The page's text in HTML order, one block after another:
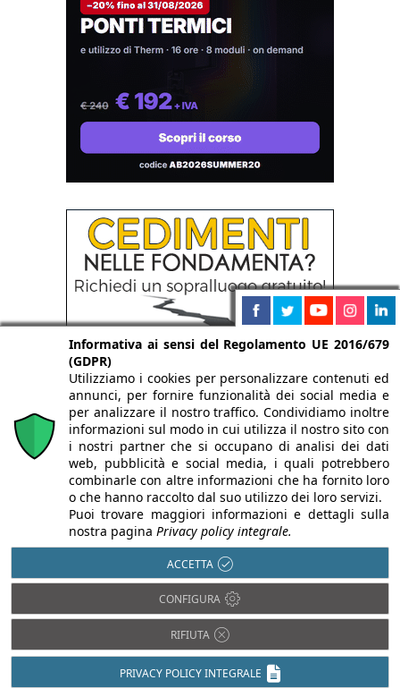
Informativa ai sensi del Regolamento UE 2016/679
(GDPR)
Utilizziamo i cookies per personalizzare contenuti ed
annunci, per fornire funzionalità dei social media e
per analizzare il nostro traffico. Condividiamo inoltre
informazioni sul modo in cui utilizza il nostro sito con
i nostri partner che si occupano di analisi dei dati
web, pubblicità e social media, i quali potrebbero
combinarle con altre informazioni che ha fornito loro
o che hanno raccolto dal suo utilizzo dei loro servizi.
Puoi trovare maggiori informazioni e dettagli sulla
nostra pagina Privacy policy integrale.
ACCETTA
CONFIGURA
RIFIUTA
PRIVACY POLICY INTEGRALE